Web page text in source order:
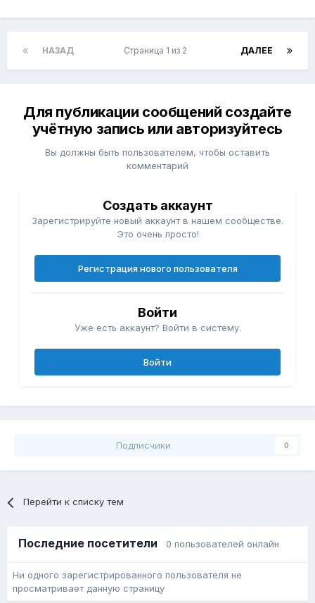
НАЗАД ДАЛЕЕ
Страница 1 из 2
Для публикации сообщений создайте
учётную запись или авторизуйтесь
Вы должны быть пользователем, чтобы оставить
комментарий
Создать аккаунт
Зарегистрируйте новый аккаунт в нашем сообществе.
Это очень просто!
Регистрация нового пользователя
Войти
Уже есть аккаунт? Войти в систему.
Войти
Подписчики 0
Перейти к списку тем
Последние посетители 0 пользователей онлайн
Ни одного зарегистрированного пользователя не
просматривает данную страницу